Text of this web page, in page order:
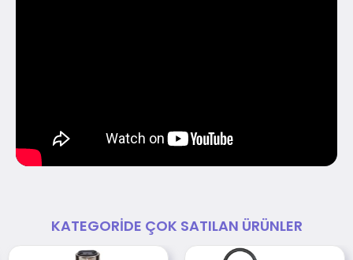
KATEGORIDE ÇOK SATILAN ÜRÜNLER